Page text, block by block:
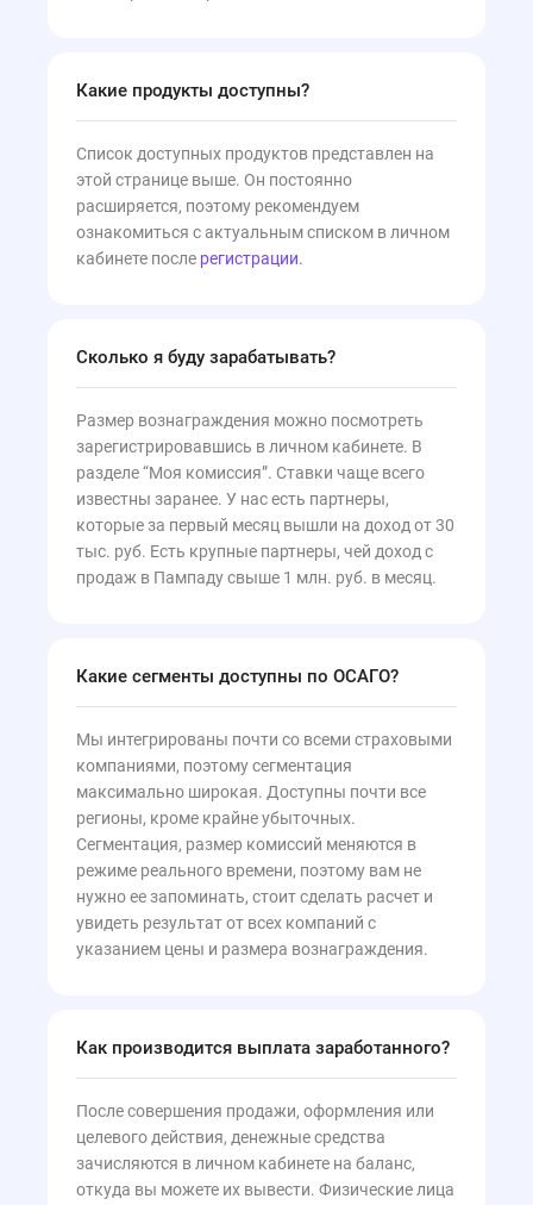
Какие продукты доступны?
Список доступных продуктов представлен на
этой странице выше. Он постоянно
расширяется, поэтому рекомендуем
ознакомиться с актуальным списком в личном
кабинете после регистрации.
Сколько я буду зарабатывать?
Размер вознаграждения можно посмотреть
зарегистрировавшись в личном кабинете. В
разделе “Моя комиссия”. Ставки чаще всего
известны заранее. У нас есть партнеры,
которые за первый месяц вышли на доход от 30
тыс. руб. Есть крупные партнеры, чей доход с
продаж в Пампаду свыше 1 млн. руб. в месяц.
Какие сегменты доступны по ОСАГО?
Мы интегрированы почти со всеми страховыми
компаниями, поэтому сегментация
максимально широкая. Доступны почти все
регионы, кроме крайне убыточных.
Сегментация, размер комиссий меняются в
режиме реального времени, поэтому вам не
нужно ее запоминать, стоит сделать расчет и
увидеть результат от всех компаний с
указанием цены и размера вознаграждения.
Как производится выплата заработанного?
После совершения продажи, оформления или
целевого действия, денежные средства
зачисляются в личном кабинете на баланс,
откуда вы можете их вывести. Физические лица